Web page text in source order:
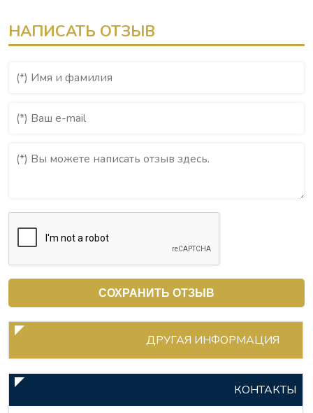
НАПИСАТЬ ОТЗЫВ
ДРУГАЯ ИНФОРМАЦИЯ
КОНТАКТЫ